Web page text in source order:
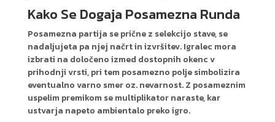
Kako Se Dogaja Posamezna Runda
Posamezna partija se prične z selekcijo stave, se
nadaljujeta pa njej načrt in izvršitev. Igralec mora
izbrati na določeno izmed dostopnih okenc v
prihodnji vrsti, pri tem posamezno polje simbolizira
eventualno varno smer oz. nevarnost. Z posameznim
uspelim premikom se multiplikator naraste, kar
ustvarja napeto ambientalo preko igro.